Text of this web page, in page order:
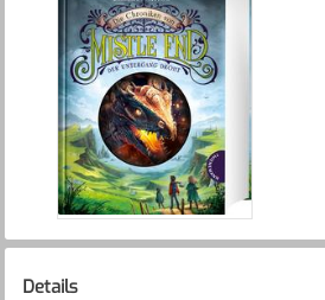
Details